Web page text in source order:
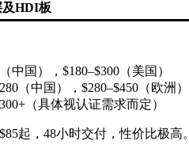
及HDI板
（中国），$180–$300（美国）
（中国），$280–$450（欧洲）
（具体视认证需求而定）
起，48小时交付，性价比极高。